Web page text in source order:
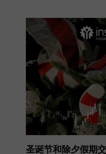
圣诞节和除夕假期